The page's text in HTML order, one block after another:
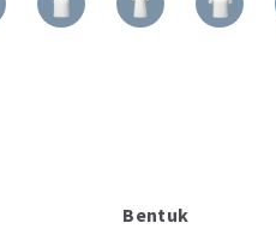
Bentuk